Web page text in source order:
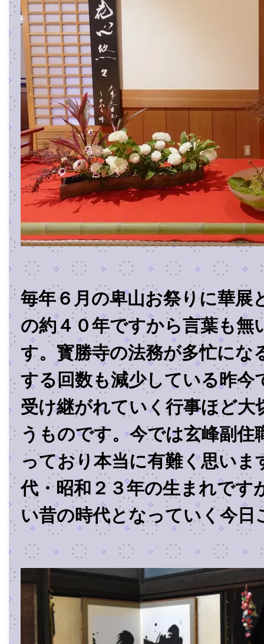
毎年６月の卑山お祭りに華展
の約４０年ですから言葉も無
す。寳勝寺の法務が多忙にな
する回数も減少している昨今
受け継がれていく行事ほど大
うものです。今では玄峰副住
っており本当に有難く思いま
代・昭和２３年の生まれです
い昔の時代となっていく今日